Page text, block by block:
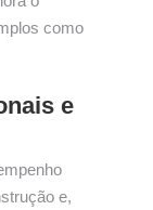
como
e
e,